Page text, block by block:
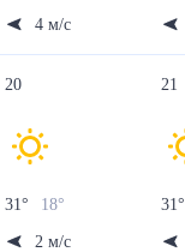
4 м/с
20
31° 18°
2 м/с
21
31°